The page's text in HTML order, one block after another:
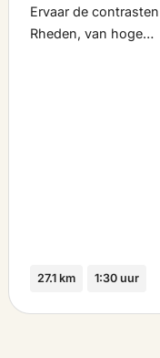
Ervaar de
Rheden, van hoge…
27.1 km 1:30 uur